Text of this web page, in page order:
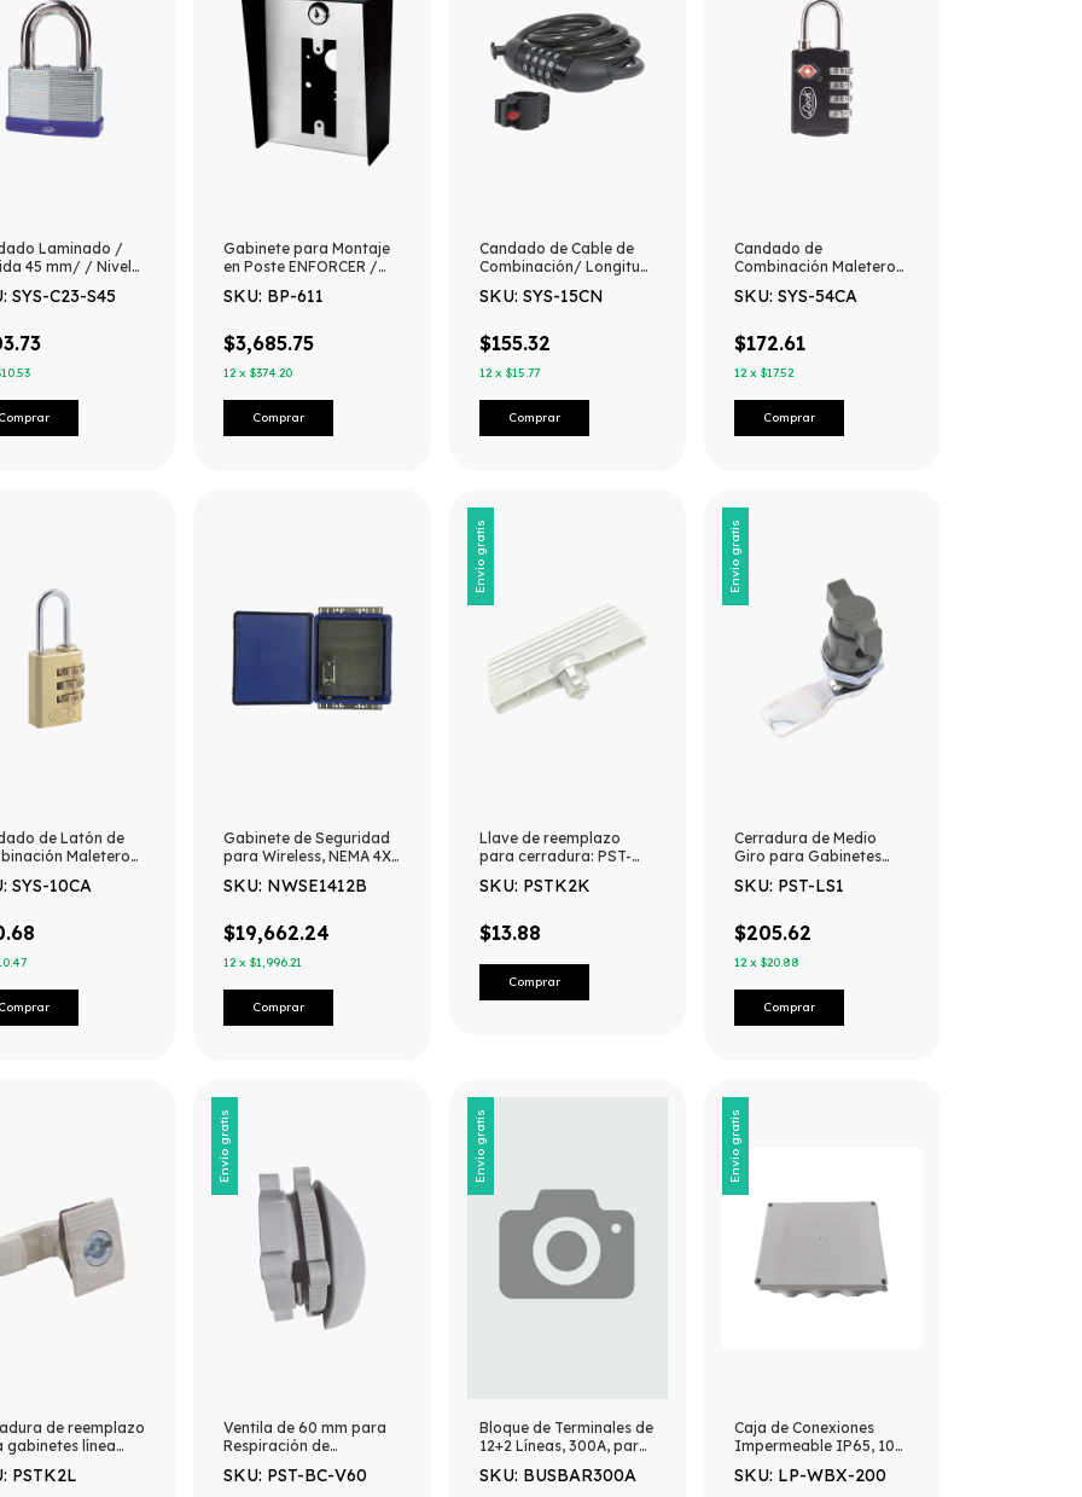
Laminado /
45 mm/ / Nivel
SYS-C23-S45
Gabinete para Montaje
en Poste ENFORCER /
Pintura en Polvo / Placa
Inoxidable con Bisagra
/ IP65 Impermeable /
Incluye Herrajes de
Compatible con
Dispositivos de Formato
SKU: BP-611
$3,685.75
12 x$374.20
Candado de Cable de
Combinación/ Longitud
seguridad 3/ Discos
SKU: SYS-15CN
$155.32
12 x $15.77
Candado de
Combinación Maletero
mm/ / Nivel de
Programables.
SKU: SYS-54CA
$172.61
12 x $17.52
de Latón de
Maletero
/ Nivel de
SYS-10CA
Gabinete de Seguridad
para Wireless, NEMA 4X,
mm, Color Azul
SKU: NWSE1412B
$19,662.24
12 x$1,996.21
Envío gratis
Llave de reemplazo
para cerradura: PST-
Gabinetes de línea PST
SKU: PSTK2K
$13.88
Envío gratis
Cerradura de Medio
Giro para Gabinetes
Cuenta con Opción para
incluido).
SKU: PST-LS1
$205.62
12 x $20.88
de reemplazo
gabinetes línea
PSTK2L
Envío gratis
Ventila de 60 mm para
Respiración de
NEMA/IP. Compatible
SKU: PST-BC-V60
Envío gratis
Bloque de Terminales de
12+2 Líneas, 300A, para
SKU: BUSBAR300A
Envío gratis
Caja de Conexiones
Impermeable IP65, 10
200 x 155 x 80 mm, para
SKU: LP-WBX-200